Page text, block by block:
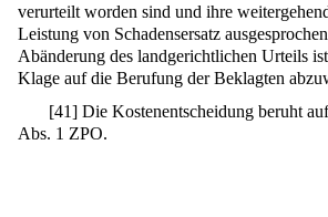
verurteilt worden sind und ihre
Leistung von Schadensersatz
Abänderung des landgerichtlichen Urteils
Klage auf die Berufung der Beklagten
[41] Die Kostenentscheidung beruht
Abs. 1 ZPO.